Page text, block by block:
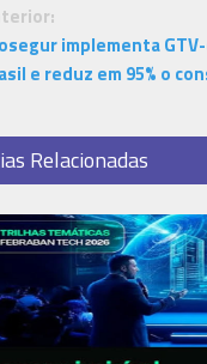
implementa
e reduz em 95% o
Relacionadas